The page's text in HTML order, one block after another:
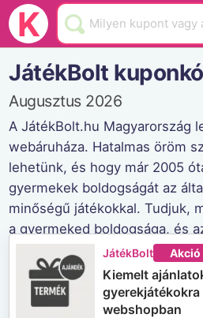
K
Black Friday
Hamarosan lejár
Üzletek
Blog
Akciók
JátékBolt
Augusztus 2026
A JátékBolt.hu Magyarország
webáruháza. Hatalmas öröm
lehetünk, és hogy már 2005
gyermekek boldogságát az
minőségű játékokkal. Tudjuk,
a gyermeked boldogsága, és
mindent, hogy ezt a
otthonodba.
JátékBolt weboldala
JátékBolt Akció
Kiemelt
webshopban